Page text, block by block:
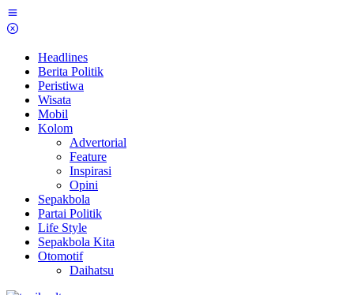
Skip
to
Headlines
Berita Politik
Peristiwa
Wisata
Mobil
Kolom
Advertorial
Feature
Inspirasi
Opini
Sepakbola
Partai Politik
Life Style
Sepakbola Kita
Otomotif
Daihatsu